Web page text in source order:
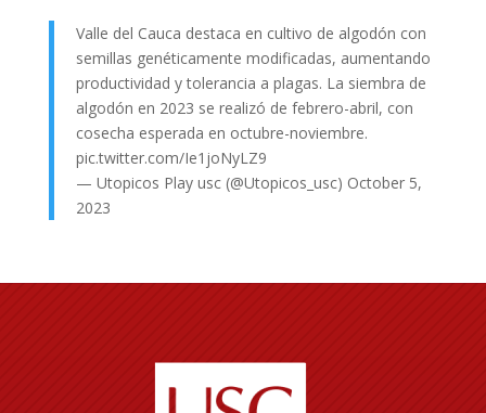
Valle del Cauca destaca en cultivo de algodón con
semillas genéticamente modificadas, aumentando
productividad y tolerancia a plagas. La siembra de
algodón en 2023 se realizó de febrero-abril, con
cosecha esperada en octubre-noviembre.
pic.twitter.com/Ie1joNyLZ9
— Utopicos Play usc (@Utopicos_usc) October 5,
2023